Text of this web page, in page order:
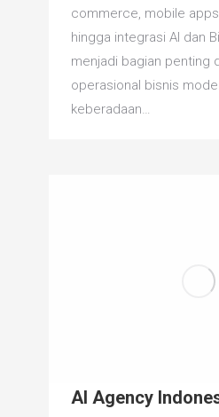
commerce, mobile
hingga integrasi AI dan
menjadi bagian penting
operasional bisnis
keberadaan…
AI Agency